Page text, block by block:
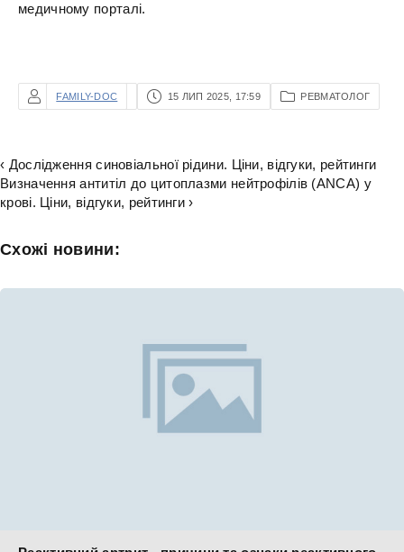
медичному порталі.
FAMILY-DOC 15 ЛИП 2025, 17:59 РЕВМАТОЛОГ
‹ Дослідження синовіальної рідини. Ціни, відгуки, рейтинги
Визначення антитіл до цитоплазми нейтрофілів (ANCA) у
крові. Ціни, відгуки, рейтинги ›
Схожі новини: